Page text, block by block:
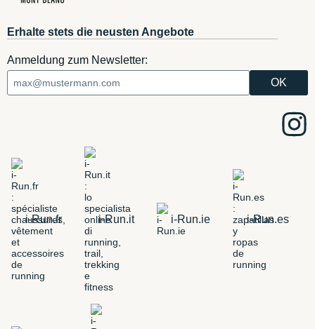
Erhalte stets die neusten Angebote
Anmeldung zum Newsletter:
i-Run.fr i-Run.it i-Run.ie i-Run.es